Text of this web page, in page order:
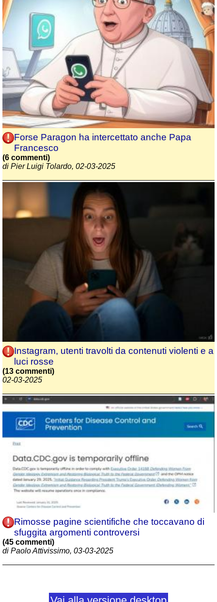
Forse Paragon ha intercettato anche Papa
Francesco
(6 commenti)
di Pier Luigi Tolardo, 02-03-2025
Instagram, utenti travolti da contenuti violenti e a
luci rosse
(13 commenti)
02-03-2025
Rimosse pagine scientifiche che toccavano di
sfuggita argomenti controversi
(45 commenti)
di Paolo Attivissimo, 03-03-2025